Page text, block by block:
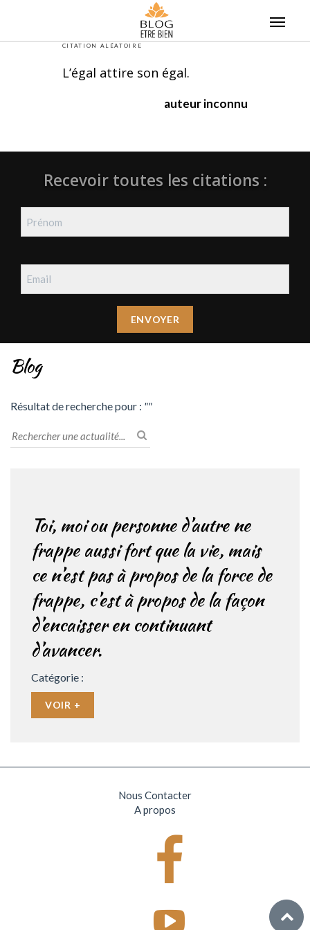
CITATION ALÉATOIRE
L’égal attire son égal.
auteur inconnu
Recevoir toutes les citations :
Blog
Résultat de recherche pour : ""
Toi, moi ou personne d’autre ne
frappe aussi fort que la vie, mais
ce n’est pas à propos de la force de
frappe, c’est à propos de la façon
d’encaisser en continuant
d’avancer.
Catégorie :
VOIR +
Nous Contacter
A propos